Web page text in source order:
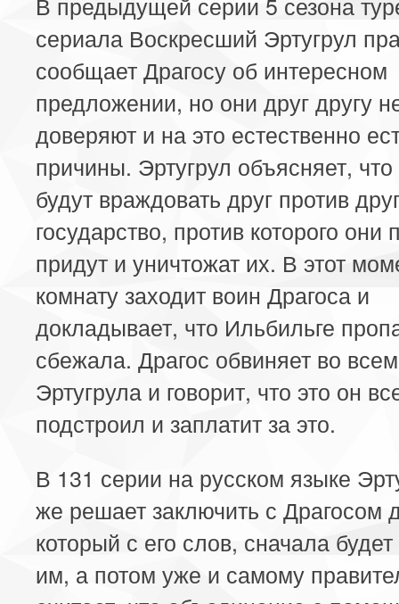
сериала Воскресший Эртугрул
сообщает Драгосу об интересном
предложении, но они друг другу
доверяют и на это естественно
причины. Эртугрул объясняет,
будут враждовать друг против
государство, против которого
придут и уничтожат их. В этот
комнату заходит воин Драгоса и
докладывает, что Ильбильге
сбежала. Драгос обвиняет во всем
Эртугрула и говорит, что это он
подстроил и заплатит за это.
В 131 серии на русском языке
же решает заключить с Драгосом
который с его слов, сначала
им, а потом уже и самому